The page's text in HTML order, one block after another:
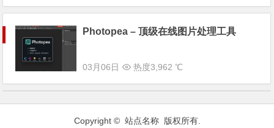
Photopea – 顶级在线图片处理工具
03月06日 热度3,962 ℃
Copyright © 站点名称 版权所有.